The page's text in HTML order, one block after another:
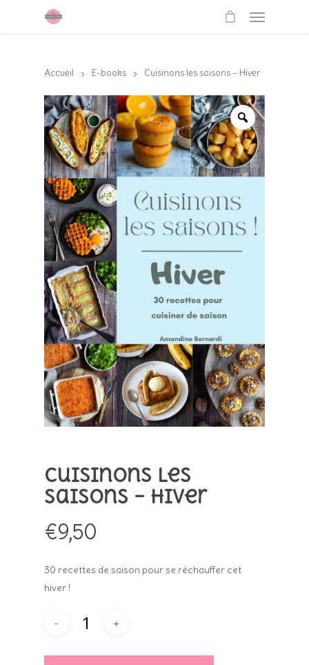
Accueil E-books Cuisinons les saisons – Hiver
Cuisinons les
saisons – Hiver
€9,50
30 recettes de saison pour se réchauffer cet
hiver !